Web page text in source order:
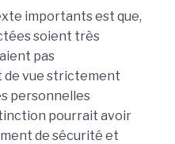
importants est que,
soient très
pas
de vue strictement
personnelles
pourrait avoir
de sécurité et